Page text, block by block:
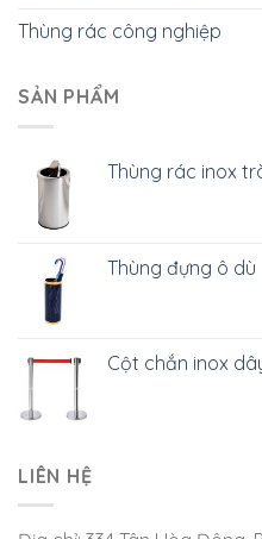
Thùng rác công nghiệp
SẢN PHẨM
Thùng rác inox
Thùng đựng ô dù
Cột chắn inox
LIÊN HỆ